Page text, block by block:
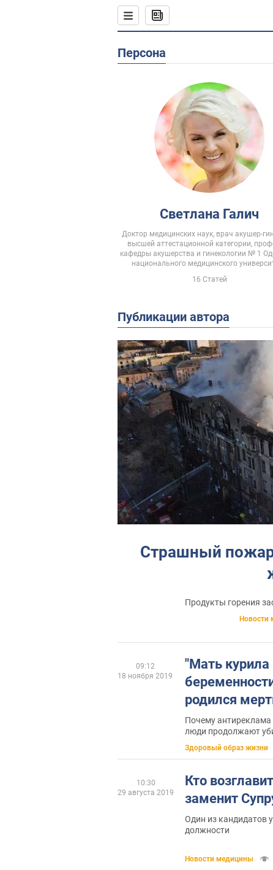
Персона
Светлана Галич
Доктор медицинских наук, врач акушер-
высшей аттестационной категории,
кафедры акушерства и гинекологии № 1
национального медицинского
16 Статей
Публикации автора
Страшный пожар
Продукты горения
Новости
"Мать курила
родился
Почему антиреклама
люди продолжают
Здоровый образ жизни
09:12
18 ноября 2019
Кто
заменит
Один из кандидатов
должности
Новости медицины
10:30
29 августа 2019